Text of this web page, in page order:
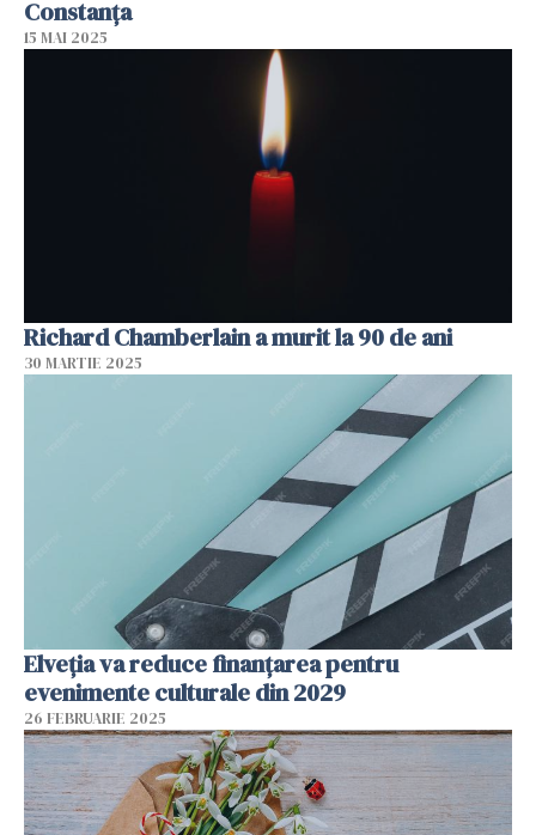
Constanța
15 MAI 2025
Richard Chamberlain a murit la 90 de ani
30 MARTIE 2025
Elveția va reduce finanțarea pentru
evenimente culturale din 2029
26 FEBRUARIE 2025